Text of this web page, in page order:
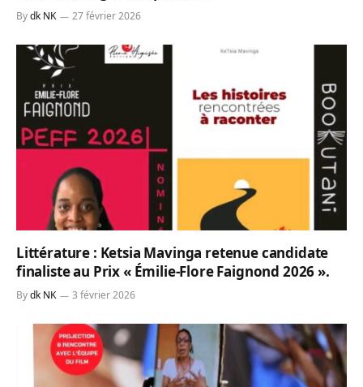
Bydk NK 27 février 2026
Littérature : Ketsia Mavinga retenue candidate
finaliste au Prix « Émilie-Flore Faignond 2026 ».
Bydk NK 3 février 2026